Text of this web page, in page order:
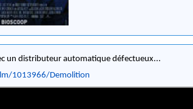
un distributeur automatique défectueux...
1013966/Demolition